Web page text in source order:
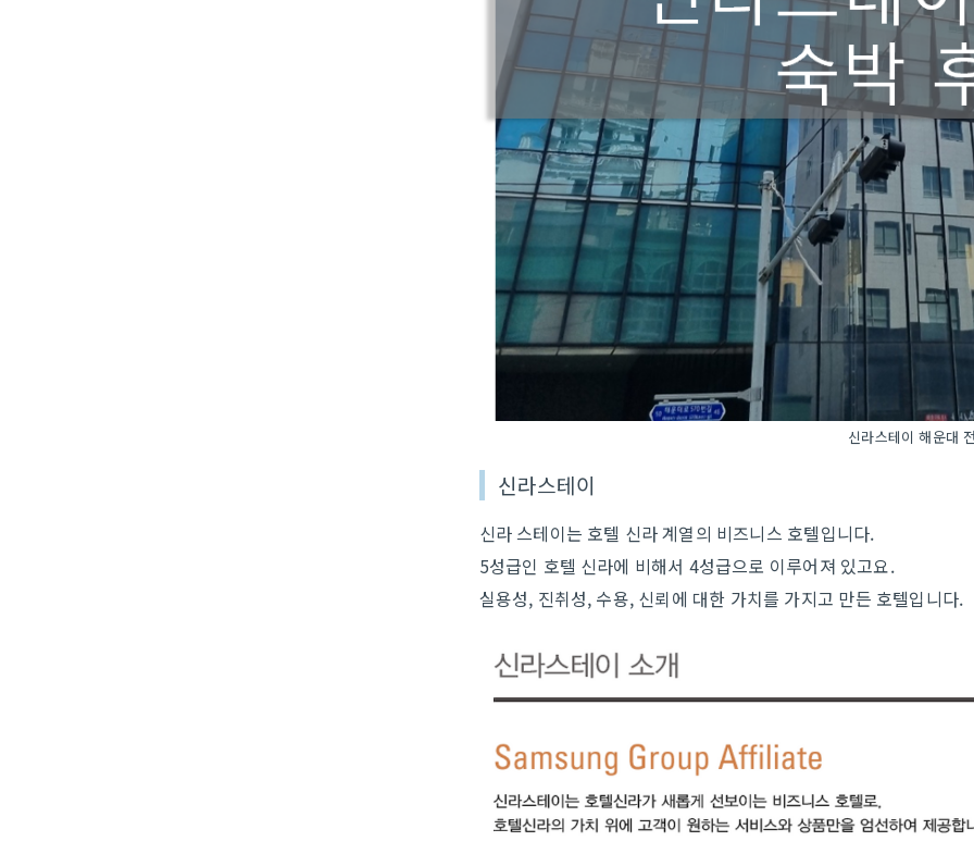
신라스테이 해운대
신라스테이
신라 스테이는 호텔 신라 계열의 비즈니스 호텔입니다.
5성급인 호텔 신라에 비해서 4성급으로 이루어져 있고요.
실용성, 진취성, 수용, 신뢰에 대한 가치를 가지고 만든 호텔입니다.